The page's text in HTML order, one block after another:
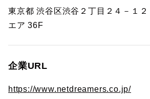
東京都 渋谷区渋谷２丁目２４－１
エア 36F
企業URL
https://www.netdreamers.co.jp/